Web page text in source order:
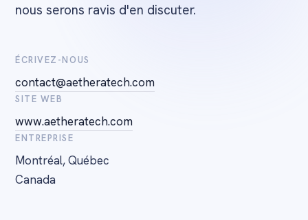
nous serons ravis d'en discuter.
ÉCRIVEZ-NOUS
contact@aetheratech.com
SITE WEB
www.aetheratech.com
ENTREPRISE
Montréal, Québec
Canada